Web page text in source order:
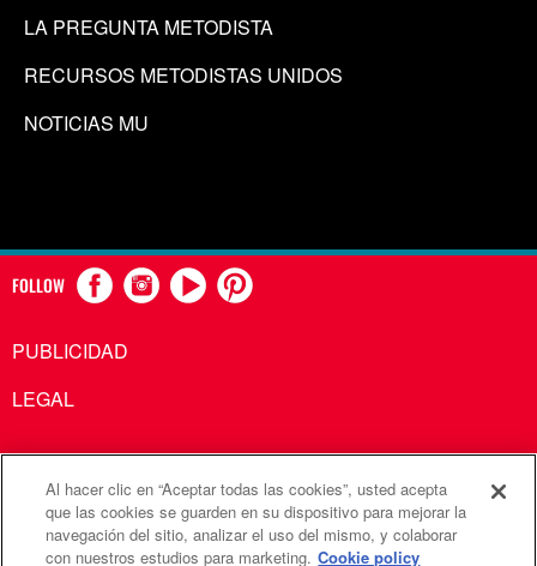
LA PREGUNTA METODISTA
RECURSOS METODISTAS UNIDOS
NOTICIAS MU
FOLLOW
PUBLICIDAD
LEGAL
Comunicaciones Metodistas Unidas es una agencia de la
Iglesia Metodista Unida
Al hacer clic en “Aceptar todas las cookies”, usted acepta
que las cookies se guarden en su dispositivo para mejorar la
navegación del sitio, analizar el uso del mismo, y colaborar
con nuestros estudios para marketing. Cookie policy